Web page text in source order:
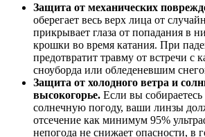
Защита от механических
оберегает весь верх лица от
прикрывает глаза от попадания в
крошки во время катания. При
предотвратит травму от встречи с
сноуборда или обледеневшим
Защита от холодного ветра и
высокогорье. Если вы собираетесь
солнечную погоду, ваши линзы
отсечение как минимум 95%
непогода не снижает опасности, в